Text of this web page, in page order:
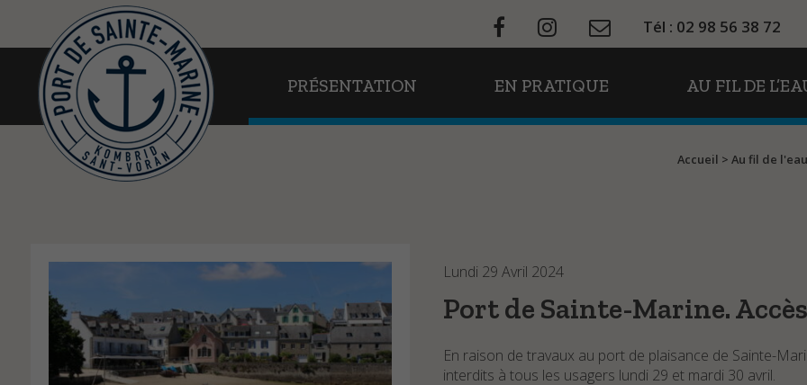
Tél : 02 98 56 38 72
PRÉSENTATION EN PRATIQUE AU FIL DE
Accueil >Au fil de l'eau
Lundi 29 Avril 2024
Port de Sainte-Marine.
En raison de travaux au port de plaisance de Sainte-
interdits à tous les usagers lundi 29 et mardi 30 avril.
PRÉSENTATION
EN PRATIQUE
AU FIL DE L’EAU
WEBCAMS